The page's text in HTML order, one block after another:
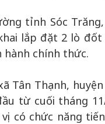
tỉnh Sóc
lắp đặt 2 lò đốt
hành chính thức.
Tân Thạnh,
từ cuối tháng
có chức năng
4: Sáng kiến
diện mạo mới